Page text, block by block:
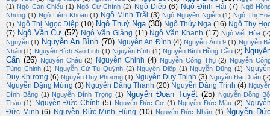
(1) Ngô Càn Chiểu (1) Ngô Cự Chính (2) Ngô Diệp (6) Ngô Đình Hải (7) Ngô
Nhung (1) Ngô Liêm Khoan (1) Ngô Minh Trãi (3) Ngô Nguyên Ngiễm (1) Ngô Thị
(1) Ngô Thị Ngọc Diệp (10) Ngô Thuý Nga (30) Ngô Thúy Nga (16) Ngô Thy
(7) Ngô Văn Cư (52) Ngô Văn Giảng (11) Ngô Văn Khanh (17) Ngô Viết Hòa
Nguyễn (1) Nguyễn An Bình (70) Nguyễn An Đình (4) Nguyễn Ánh 9 (1) Nguyễn
Nhân (1) Nguyễn Bích Sao Linh (1) Nguyễn Bình (1) Nguyễn Bính Hồng Cầu (2)
Cẩn (26) Nguyễn Châu (2) Nguyễn Chinh (4) Nguyễn Công Thụ (2) Nguyễn
Tùng Chinh (1) Nguyễn Cử Tú Quỳnh (2) Nguyên Diệp (1) Nguyễn Dũng (1)
Duy Khương (6) Nguyễn Duy Phương (1) Nguyễn Duy Thịnh (3) Nguyễn Đại Duẩn
Nguyễn Đặng Mừng (3) Nguyễn Đăng Thanh (20) Nguyễn Đăng Trình (4)
Đình Bảng (1) Nguyễn Đình Trọng (1) Nguyễn Đoan Tuyết (25)
Nguyễn Đồng
Thảo (1) Nguyễn Đức Chính (5) Nguyễn Đức Cơ (1) Nguyễn Đức Mậu (2)
Đức Minh (6) Nguyễn Đức Minh Hùng (10) Nguyễn Đức Nhân (1) Nguyễn